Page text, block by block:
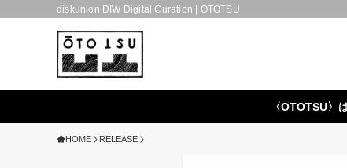
diskunion DIW Digital Curation | OTOTSU
〈OTOTSU〉
HOME RELEASE